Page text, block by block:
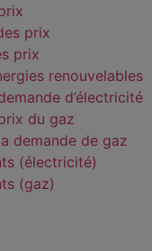
prix
prix
renouvelables
d’électricité
du gaz
demande de gaz
(électricité)
(gaz)